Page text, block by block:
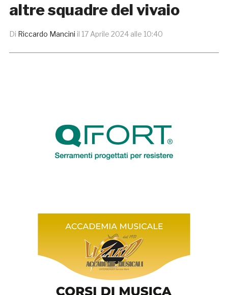
altre squadre del vivaio
Di Riccardo Mancini il 17 Aprile 2024 alle 10:40